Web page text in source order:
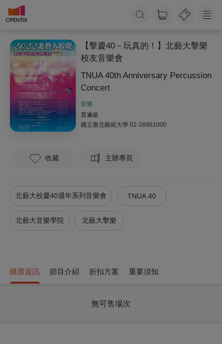
【擊慶40－玩真的！】北藝大擊樂
校友音樂會
TNUA 40th Anniversary Percussion
Concert
音樂
普遍級
國立臺北藝術大學 02-28961000
收藏 主辦專頁
北藝大校慶40週年系列音樂會 TNUA 40
北藝大音樂學院 北藝大擊樂
購票資訊 節目介紹 折扣方案 重要須知
無可售場次